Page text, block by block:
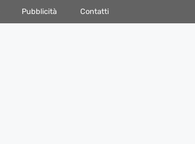
Pubblicità Contatti